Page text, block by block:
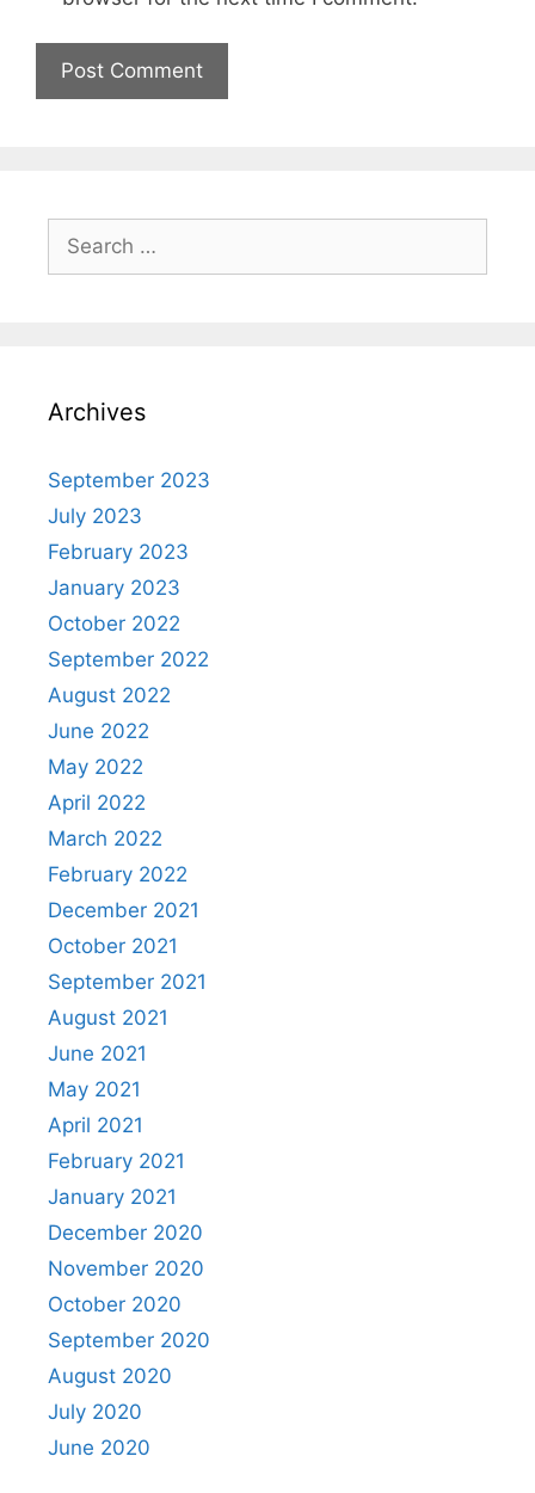
Archives
September 2023
July 2023
February 2023
January 2023
October 2022
September 2022
August 2022
June 2022
May 2022
April 2022
March 2022
February 2022
December 2021
October 2021
September 2021
August 2021
June 2021
May 2021
April 2021
February 2021
January 2021
December 2020
November 2020
October 2020
September 2020
August 2020
July 2020
June 2020